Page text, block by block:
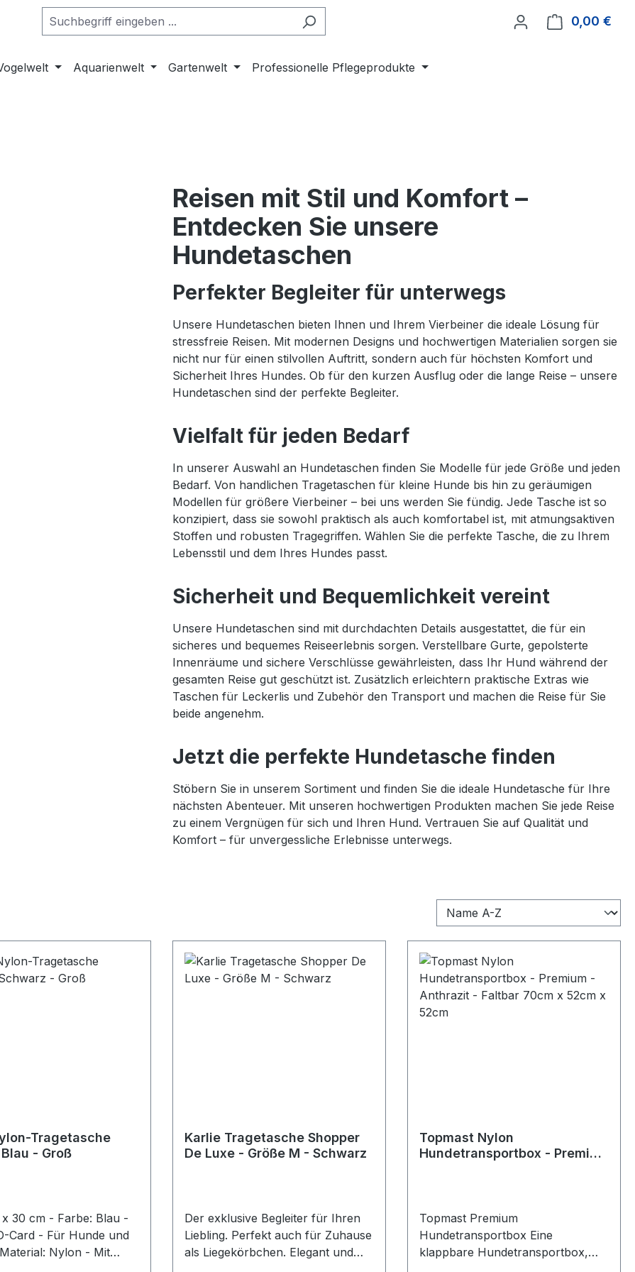
0,00 €
Aquarienwelt Gartenwelt Professionelle Pflegeprodukte
Reisen mit Stil und Komfort –
Entdecken Sie unsere
Hundetaschen
Perfekter Begleiter für unterwegs
Unsere Hundetaschen bieten Ihnen und Ihrem Vierbeiner die ideale Lösung für
stressfreie Reisen. Mit modernen Designs und hochwertigen Materialien sorgen sie
nicht nur für einen stilvollen Auftritt, sondern auch für höchsten Komfort und
Sicherheit Ihres Hundes. Ob für den kurzen Ausflug oder die lange Reise – unsere
Hundetaschen sind der perfekte Begleiter.
Vielfalt für jeden Bedarf
In unserer Auswahl an Hundetaschen finden Sie Modelle für jede Größe und jeden
Bedarf. Von handlichen Tragetaschen für kleine Hunde bis hin zu geräumigen
Modellen für größere Vierbeiner – bei uns werden Sie fündig. Jede Tasche ist so
konzipiert, dass sie sowohl praktisch als auch komfortabel ist, mit atmungsaktiven
Stoffen und robusten Tragegriffen. Wählen Sie die perfekte Tasche, die zu Ihrem
Lebensstil und dem Ihres Hundes passt.
Sicherheit und Bequemlichkeit vereint
Unsere Hundetaschen sind mit durchdachten Details ausgestattet, die für ein
sicheres und bequemes Reiseerlebnis sorgen. Verstellbare Gurte, gepolsterte
Innenräume und sichere Verschlüsse gewährleisten, dass Ihr Hund während der
gesamten Reise gut geschützt ist. Zusätzlich erleichtern praktische Extras wie
Taschen für Leckerlis und Zubehör den Transport und machen die Reise für Sie
beide angenehm.
Jetzt die perfekte Hundetasche finden
Stöbern Sie in unserem Sortiment und finden Sie die ideale Hundetasche für Ihre
nächsten Abenteuer. Mit unseren hochwertigen Produkten machen Sie jede Reise
zu einem Vergnügen für sich und Ihren Hund. Vertrauen Sie auf Qualität und
Komfort – für unvergessliche Erlebnisse unterwegs.
Tragetasche
- Groß
30 cm - Farbe: Blau -
Hunde und
Karlie Tragetasche Shopper
De Luxe - Größe M - Schwarz
Der exklusive Begleiter für Ihren
Liebling. Perfekt auch für Zuhause
als Liegekörbchen. Elegant und
Topmast Nylon
Hundetransportbox - Premium
Topmast Premium
Hundetransportbox Eine
klappbare Hundetransportbox,